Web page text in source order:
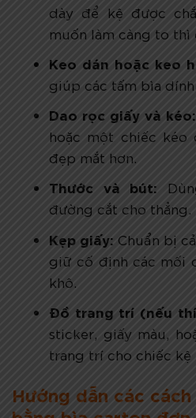
dày để kệ được
muốn làm càng to thì
Keo dán hoặc keo
giúp các tấm bìa dính
Dao rọc giấy và kéo:
hoặc một chiếc
đẹp mắt hơn.
Thước và bút:
đường cắt cho thẳng.
Kẹp giấy: Chuẩn bị
giữ cố định các mối
khô.
Đồ trang trí (nếu
sticker, giấy màu,
trang trí cho chiếc kệ
Hướng dẫn các